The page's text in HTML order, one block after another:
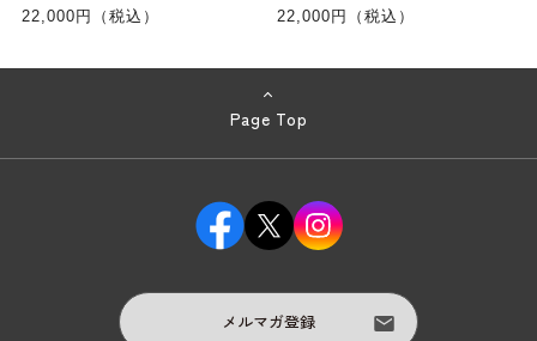
22,000円（税込）
22,000円（税込）
Page Top
メルマガ登録